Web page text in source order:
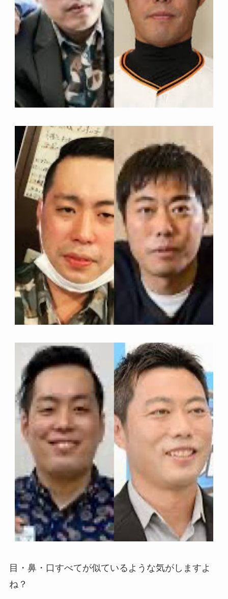
目・鼻・口すべてが似ているような気がしますよ
ね？